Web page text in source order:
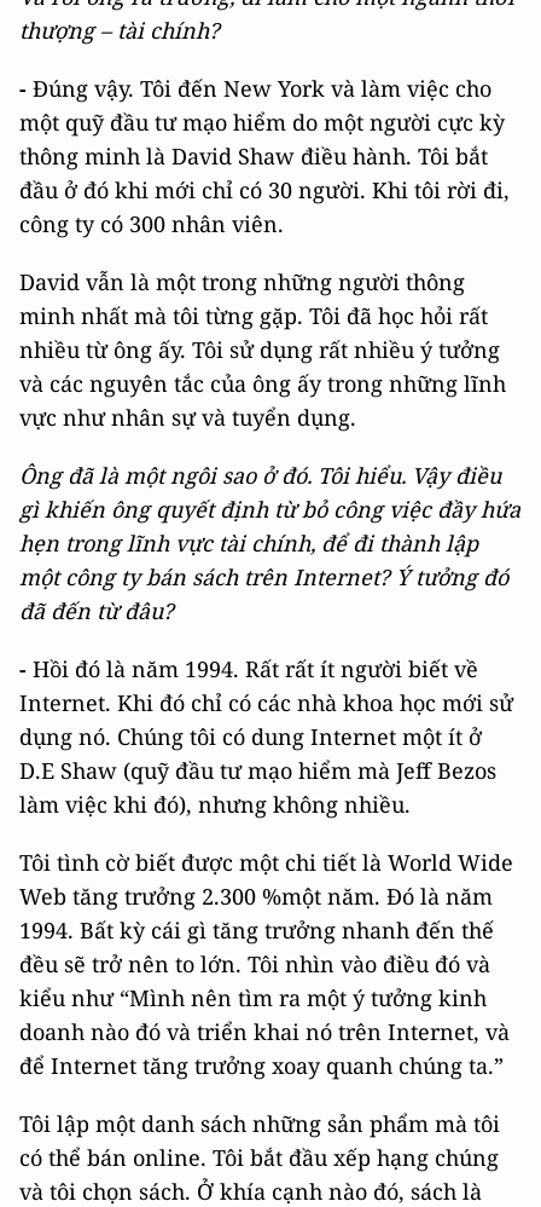
thượng – tài chính?
- Đúng vậy. Tôi đến New York và làm việc cho
một quỹ đầu tư mạo hiểm do một người cực kỳ
thông minh là David Shaw điều hành. Tôi bắt
đầu ở đó khi mới chỉ có 30 người. Khi tôi rời đi,
công ty có 300 nhân viên.
David vẫn là một trong những người thông
minh nhất mà tôi từng gặp. Tôi đã học hỏi rất
nhiều từ ông ấy. Tôi sử dụng rất nhiều ý tưởng
và các nguyên tắc của ông ấy trong những lĩnh
vực như nhân sự và tuyển dụng.
Ông đã là một ngôi sao ở đó. Tôi hiểu. Vậy điều
gì khiến ông quyết định từ bỏ công việc đầy hứa
hẹn trong lĩnh vực tài chính, để đi thành lập
một công ty bán sách trên Internet? Ý tưởng đó
đã đến từ đâu?
- Hồi đó là năm 1994. Rất rất ít người biết về
Internet. Khi đó chỉ có các nhà khoa học mới sử
dụng nó. Chúng tôi có dung Internet một ít ở
D.E Shaw (quỹ đầu tư mạo hiểm mà Jeff Bezos
làm việc khi đó), nhưng không nhiều.
Tôi tình cờ biết được một chi tiết là World Wide
Web tăng trưởng 2.300 %một năm. Đó là năm
1994. Bất kỳ cái gì tăng trưởng nhanh đến thế
đều sẽ trở nên to lớn. Tôi nhìn vào điều đó và
kiểu như “Mình nên tìm ra một ý tưởng kinh
doanh nào đó và triển khai nó trên Internet, và
để Internet tăng trưởng xoay quanh chúng ta.”
Tôi lập một danh sách những sản phẩm mà tôi
có thể bán online. Tôi bắt đầu xếp hạng chúng
và tôi chọn sách. Ở khía cạnh nào đó, sách là